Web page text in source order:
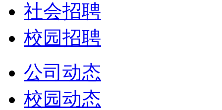
社会招聘
校园招聘
公司动态
校园动态